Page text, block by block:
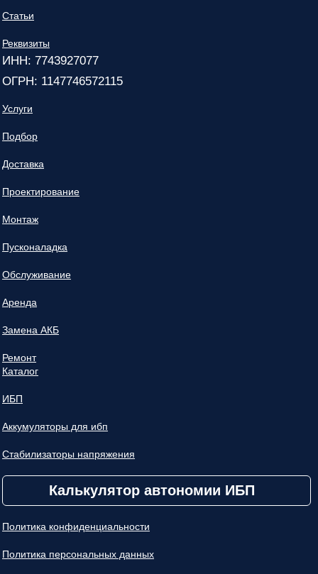
Статьи
Реквизиты
ИНН: 7743927077
ОГРН: 1147746572115
Услуги
Подбор
Доставка
Проектирование
Монтаж
Пусконаладка
Обслуживание
Аренда
Замена АКБ
Ремонт
Каталог
ИБП
Аккумуляторы для ибп
Стабилизаторы напряжения
Калькулятор автономии ИБП
Политика конфиденциальности
Политика персональных данных